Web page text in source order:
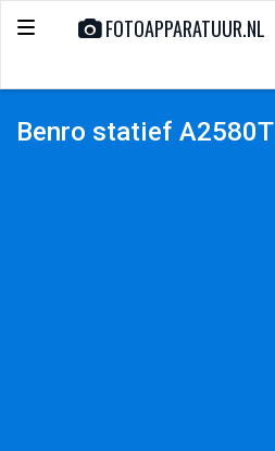
Toggle
FOTOAPPARATUUR.NL
Benro statief A2580T